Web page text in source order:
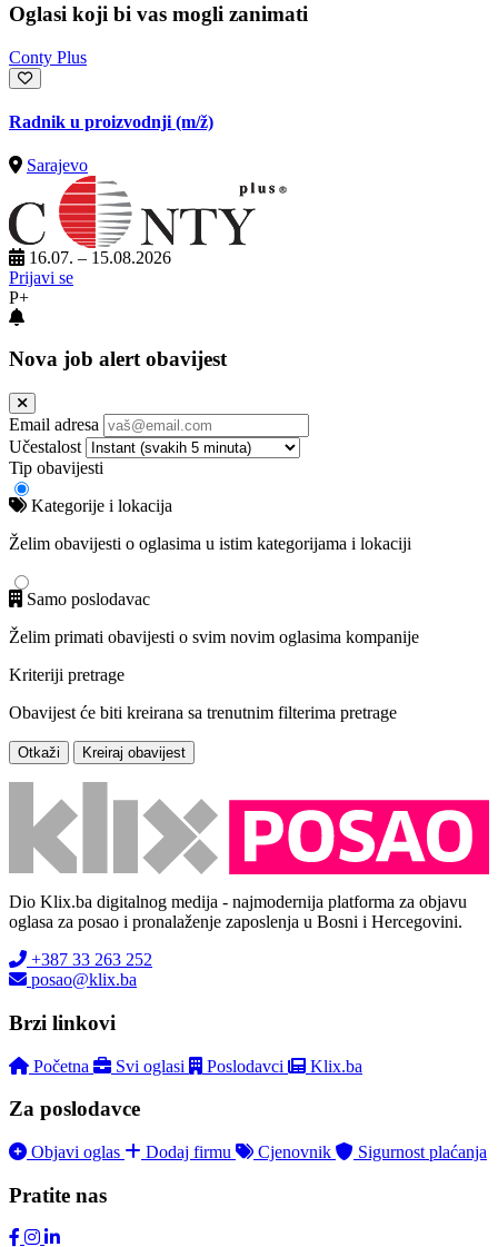
Oglasi koji bi vas mogli zanimati
Conty Plus
Radnik u proizvodnji (m/ž)
Sarajevo
16.07. – 15.08.2026
Prijavi se
P+
Nova job alert obavijest
Email adresa
Učestalost
Tip obavijesti
Kategorije i lokacija
Želim obavijesti o oglasima u istim kategorijama i lokaciji
Samo poslodavac
Želim primati obavijesti o svim novim oglasima kompanije
Kriteriji pretrage
Obavijest će biti kreirana sa trenutnim filterima pretrage
Otkaži Kreiraj obavijest
Dio Klix.ba digitalnog medija - najmodernija platforma za objavu
oglasa za posao i pronalaženje zaposlenja u Bosni i Hercegovini.
+387 33 263 252
posao@klix.ba
Brzi linkovi
Početna Svi oglasi Poslodavci Klix.ba
Za poslodavce
Objavi oglas Dodaj firmu Cjenovnik Sigurnost plaćanja
Pratite nas